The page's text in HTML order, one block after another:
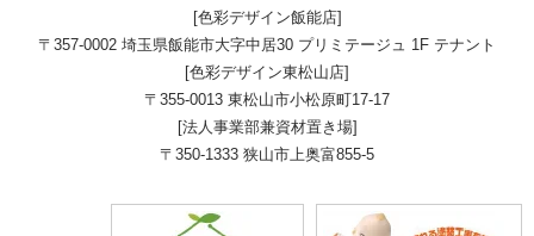
[色彩デザイン飯能店]
〒357-0002 埼玉県飯能市大字中居30 プリミテージュ 1F テナント
[色彩デザイン東松山店]
〒355-0013 東松山市小松原町17-17
[法人事業部兼資材置き場]
〒350-1333 狭山市上奥富855-5